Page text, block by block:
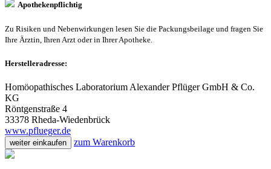
Apothekenpflichtig
Zu Risiken und Nebenwirkungen lesen Sie die Packungsbeilage und fragen Sie
Ihre Ärztin, Ihren Arzt oder in Ihrer Apotheke.
Herstelleradresse:
Homöopathisches Laboratorium Alexander Pflüger GmbH & Co.
KG
Röntgenstraße 4
33378 Rheda-Wiedenbrück
www.pflueger.de
weiter einkaufen zum Warenkorb